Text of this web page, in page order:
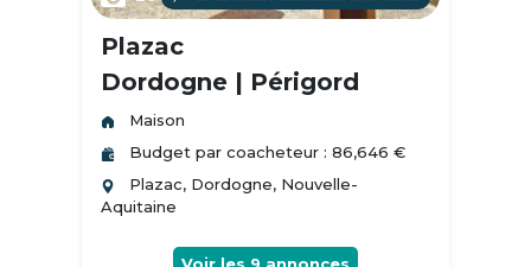
Plazac
Dordogne | Périgord
Maison
Budget par coacheteur : 86,646 €
Plazac, Dordogne, Nouvelle-
Aquitaine